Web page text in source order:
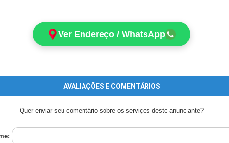
Ver Endereço / WhatsApp
AVALIAÇÕES E COMENTÁRIOS
Quer enviar seu comentário sobre os serviços deste anunciante?